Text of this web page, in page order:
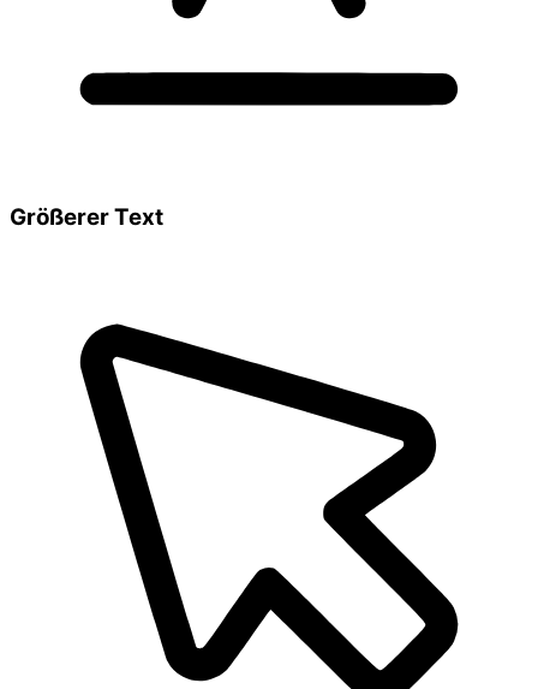
Größerer Text